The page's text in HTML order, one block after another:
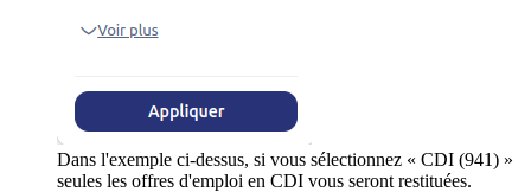
Dans l'exemple ci-dessus, si vous sélectionnez « CDI (941) »
seules les offres d'emploi en CDI vous seront restituées.